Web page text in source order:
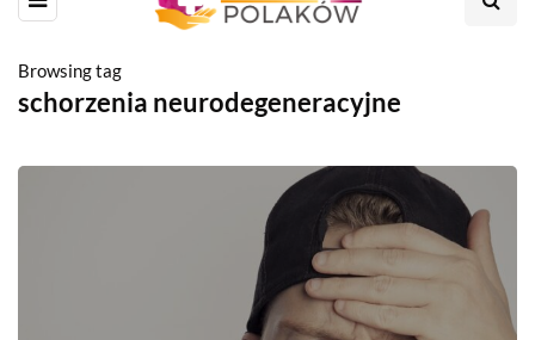
Browsing tag
schorzenia neurodegeneracyjne